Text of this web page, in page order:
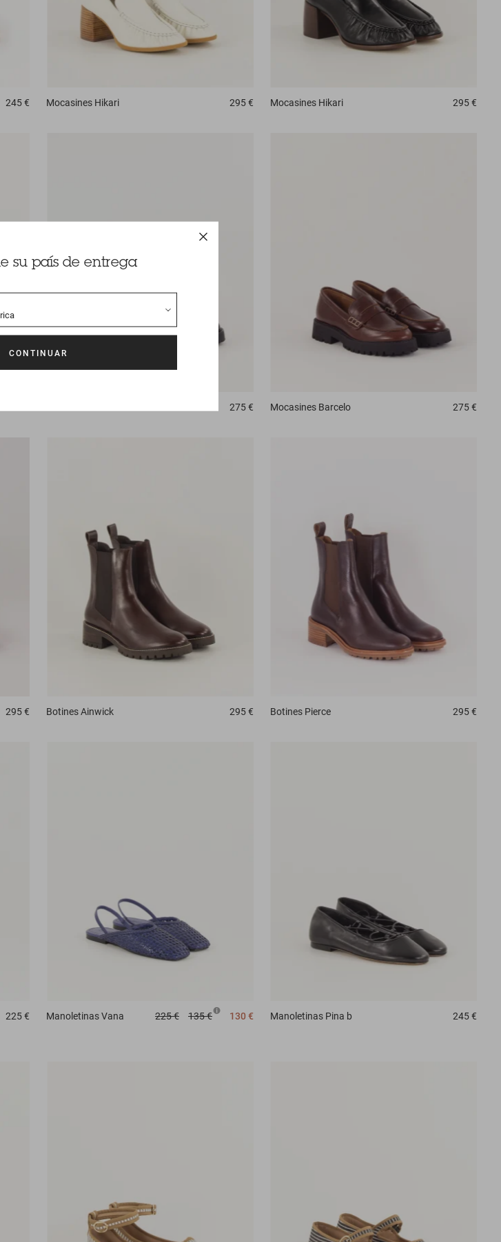
245 € Mocasines Hikari 295 € Mocasines Hikari 295 €
275 € Mocasines Barcelo 275 €
295 € BotinesAinwick 295 € Botines Pierce 295 €
225 € ManoletinasVana 225 € 135 € 130 € Manoletinas Pina b 245 €
su país de entrega